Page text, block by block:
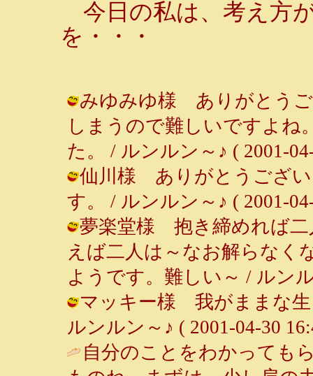
今日の私は、考え方
を・・・
みゆみゆ様 ありがとうご
しまうので難しいですよね
た。 / ルンルン～♪ ( 2001-
仙川様 ありがとうござい
す。 / ルンルン～♪ ( 2001-
夢楽堂様 抱き締めれば二
えば二人は～なお解らなく
ようです。難しい～ / ルン
マッキー様 我がままな生
ルンルン～♪ ( 2001-04-30
自分のことをわかっても